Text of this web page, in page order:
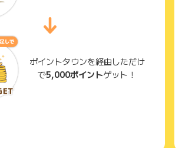
ポイントタウンを経由しただけ
で5,000ポイントゲット！